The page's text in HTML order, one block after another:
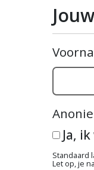
Ja,
Standaard
Let op, je